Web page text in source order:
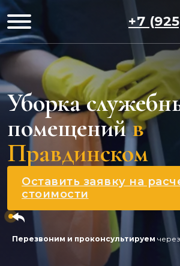
+7
Уборка
помещенийв
Правдинском
Оставить заявку на
стоимости
Перезвоним и проконсультируем